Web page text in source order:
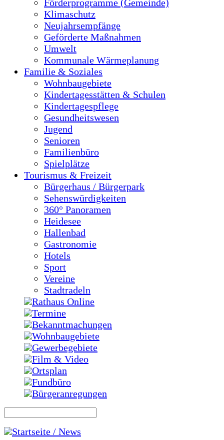
Förderprogramme (Gemeinde)
Klimaschutz
Neujahrsempfänge
Geförderte Maßnahmen
Umwelt
Kommunale Wärmeplanung
Familie & Soziales
Wohnbaugebiete
Kindertagesstätten & Schulen
Kindertagespflege
Gesundheitswesen
Jugend
Senioren
Familienbüro
Spielplätze
Tourismus & Freizeit
Bürgerhaus / Bürgerpark
Sehenswürdigkeiten
360° Panoramen
Heidesee
Hallenbad
Gastronomie
Hotels
Sport
Vereine
Stadtradeln
Rathaus Online
Termine
Bekanntmachungen
Wohnbaugebiete
Gewerbegebiete
Film & Video
Ortsplan
Fundbüro
Bürgeranregungen
Startseite / News